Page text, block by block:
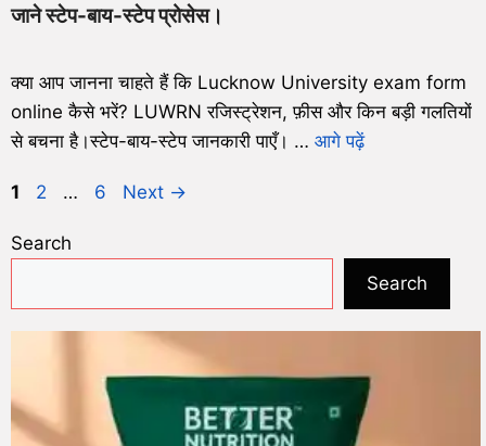
जाने स्टेप-बाय-स्टेप प्रोसेस।
क्या आप जानना चाहते हैं कि Lucknow University exam form
online कैसे भरें? LUWRN रजिस्ट्रेशन, फ़ीस और किन बड़ी गलतियों
से बचना है।स्टेप-बाय-स्टेप जानकारी पाएँ। … आगे पढ़ें
1 2 … 6 Next →
Search
Search